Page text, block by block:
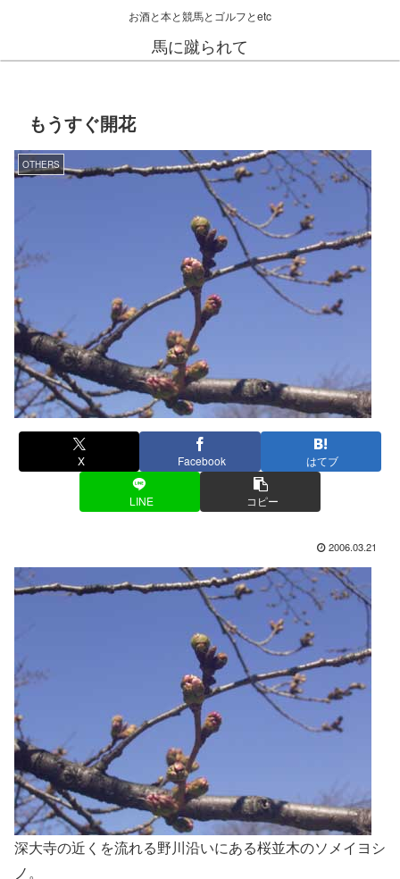
お酒と本と競馬とゴルフとetc
馬に蹴られて
もうすぐ開花
OTHERS
X Facebook はてブ
LINE コピー
2006.03.21
深大寺の近くを流れる野川沿いにある桜並木のソメイヨシ
ノ。